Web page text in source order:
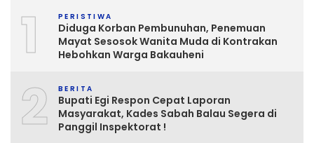
1 PERISTIWA
Diduga Korban Pembunuhan, Penemuan
Mayat Sesosok Wanita Muda di Kontrakan
Hebohkan Warga Bakauheni
2 BERITA
Bupati Egi Respon Cepat Laporan
Masyarakat, Kades Sabah Balau Segera di
Panggil Inspektorat !